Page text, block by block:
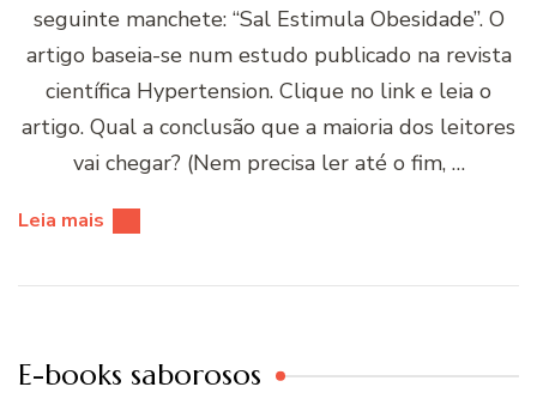
seguinte manchete: “Sal Estimula Obesidade”. O
artigo baseia-se num estudo publicado na revista
científica Hypertension. Clique no link e leia o
artigo. Qual a conclusão que a maioria dos leitores
vai chegar? (Nem precisa ler até o fim, …
Leia mais
E-books saborosos